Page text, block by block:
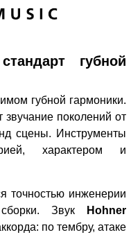
губной
губной гармоники.
поколений от
сцены. Инструменты
характером и
точностью инженерии
Звук
Hohner
по тембру, атаке